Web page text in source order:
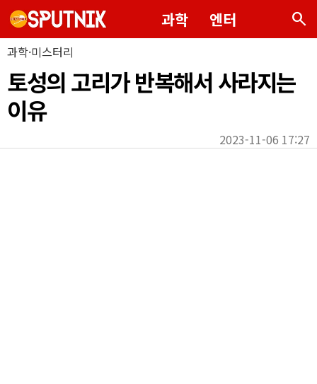
과학 엔터 search
과학·미스터리
토성의 고리가 반복해서 사라지는
이유
2023-11-06 17:27